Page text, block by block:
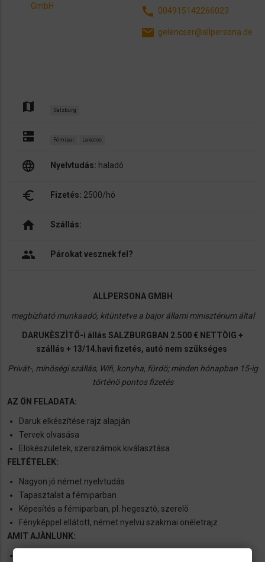
GmbH
call 004915142266023
email gelencser@allpersona.de
map Salzburg
dns Fémipar Lakatos
language Nyelvtudás: haladó
euro_symbol Fizetés: 2500/hó
home Szállás:
people Párokat vesznek fel?
ALLPERSONA GMBH
megbízható munkaadó, kitüntetve a bajor állami minisztérium által
DARUKÈSZÌTÖ-i állás SALZBURGBAN 2.500 € NETTÒIG +
szállás + 13/14.havi fizetés, autó nem szükséges
Privát-, minöségi szállás, Wifi, konyha, fürdö; minden hónapban 15-ig
történö pontos fizetés
AZ ÖN FELADATA:
Daruk elkészítése rajz alapján
Tervek olvasása
Elökészületek, szerszámok kiválasztása
FELTÉTELEK:
Nagyon jó német nyelvtudás
Tapasztalat a fémiparban
Képesítés a fémiparban, pl. hegesztö, szerelö
Fényképpel ellátott, német nyelvü szakmai önéletrajz
AMIT AJÀNLUNK: